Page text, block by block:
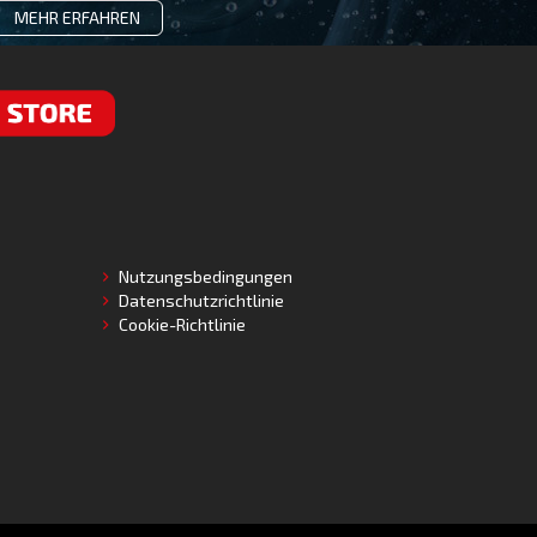
MEHR ERFAHREN
Nutzungsbedingungen
Datenschutzrichtlinie
Cookie-Richtlinie